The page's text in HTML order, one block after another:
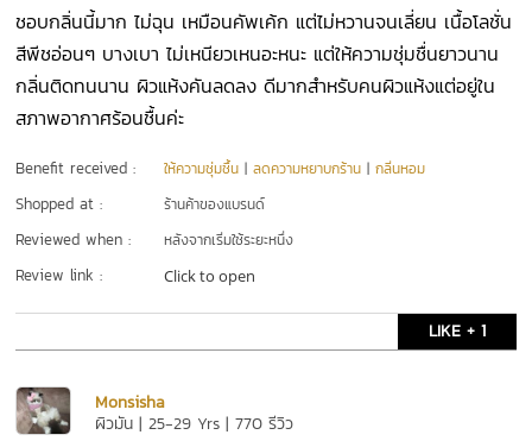
ชอบกลิ่นนี้มาก ไม่ฉุน เหมือนคัพเค้ก แต่ไม่หวานจนเลี่ยน เนื้อโลชั่น
สีพีชอ่อนๆ บางเบา ไม่เหนียวเหนอะหนะ แต่ให้ความชุ่มชื่นยาวนาน
กลิ่นติดทนนาน ผิวแห้งคันลดลง ดีมากสำหรับคนผิวแห้งแต่อยู่ใน
สภาพอากาศร้อนชื้นค่ะ
Benefit received : ให้ความชุ่มชื้น |ลดความหยาบกร้าน |กลิ่นหอม
Shopped at : ร้านค้าของแบรนด์
Reviewed when : หลังจากเริ่มใช้ระยะหนึ่ง
Review link : Click to open
LIKE + 1
Monsisha
ผิวมัน | 25-29 Yrs | 770 รีวิว